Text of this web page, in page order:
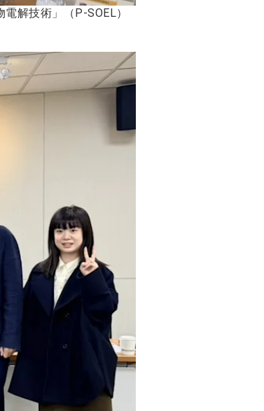
解技術」（P-SOEL）